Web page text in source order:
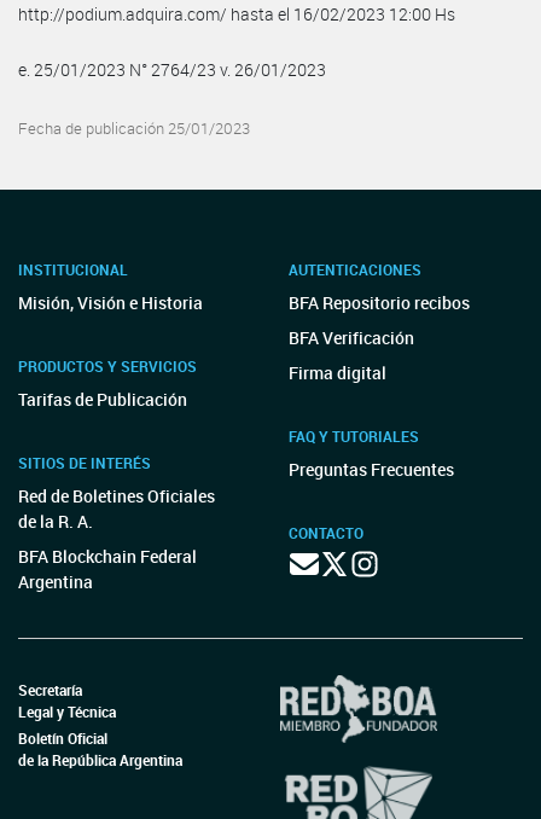
http://podium.adquira.com/ hasta el 16/02/2023 12:00 Hs
e. 25/01/2023 N° 2764/23 v. 26/01/2023
Fecha de publicación 25/01/2023
INSTITUCIONAL
Misión, Visión e Historia
PRODUCTOS Y SERVICIOS
Tarifas de Publicación
SITIOS DE INTERÉS
Red de Boletines Oficiales
de la R. A.
BFA Blockchain Federal
Argentina
AUTENTICACIONES
BFA Repositorio recibos
BFA Verificación
Firma digital
FAQ Y TUTORIALES
Preguntas Frecuentes
CONTACTO
Secretaría
Legal y Técnica
Boletín Oficial
de la República Argentina